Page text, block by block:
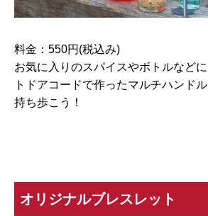
料金：550円(税込み)
お気に入りのスパイスやボトルなど
トドアコードで作ったマルチハンド
持ち歩こう！
オリジナルブレスレット